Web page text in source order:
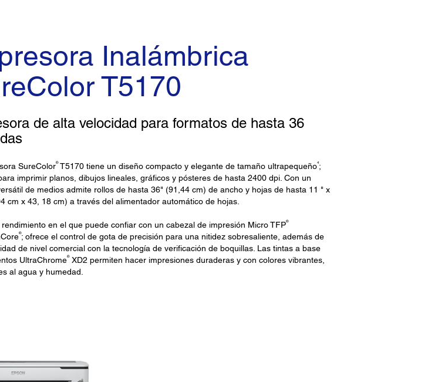
Inalámbrica
T5170
de alta velocidad para formatos de hasta 36
SureColor®T5170 tiene un diseño compacto y elegante de tamaño ultrapequeño4;
imprimir planos, dibujos lineales, gráficos y pósteres de hasta 2400 dpi. Con un
de medios admite rollos de hasta 36" (91,44 cm) de ancho y hojas de hasta 11 " x
cm x 43, 18 cm) a través del alimentador automático de hojas.
en el que puede confiar con un cabezal de impresión Micro TFP®
®; ofrece el control de gota de precisión para una nitidez sobresaliente, además de
de nivel comercial con la tecnología de verificación de boquillas. Las tintas a base
UltraChrome®XD2 permiten hacer impresiones duraderas y con colores vibrantes,
al agua y humedad.